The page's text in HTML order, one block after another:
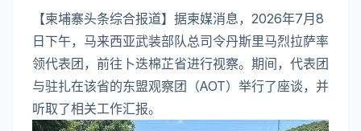
【柬埔寨头条综合报道】据柬媒消息，2026年7月8
日下午，马来西亚武装部队总司令丹斯里马烈拉萨率
领代表团，前往卜迭棉芷省进行视察。期间，代表团
与驻扎在该省的东盟观察团（AOT）举行了座谈，并
听取了相关工作汇报。